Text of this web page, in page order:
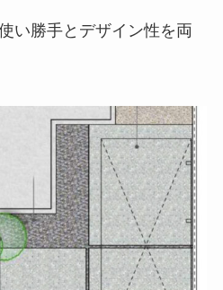
い勝手とデザイン性を両